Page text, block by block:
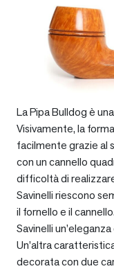
La Pipa Bulldog è
Visivamente, la
facilmente grazie al
con un cannello
difficoltà di
Savinelli riescono
il fornello e il
Savinelli
Un’altra
decorata con due